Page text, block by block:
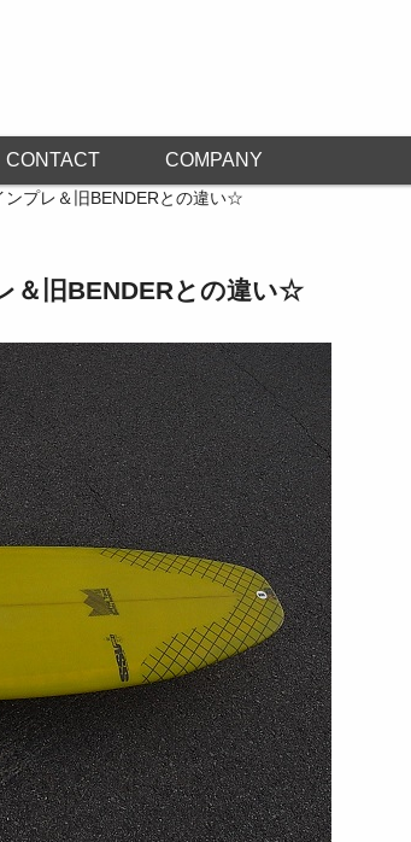
CONTACT COMPANY
ンプレ＆旧BENDERとの違い☆
＆旧BENDERとの違い☆